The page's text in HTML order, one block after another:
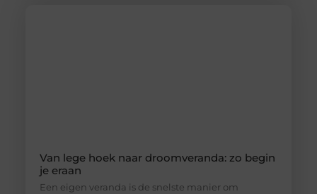
Van lege hoek naar droomveranda: zo begin
je eraan
Een eigen veranda is de snelste manier om